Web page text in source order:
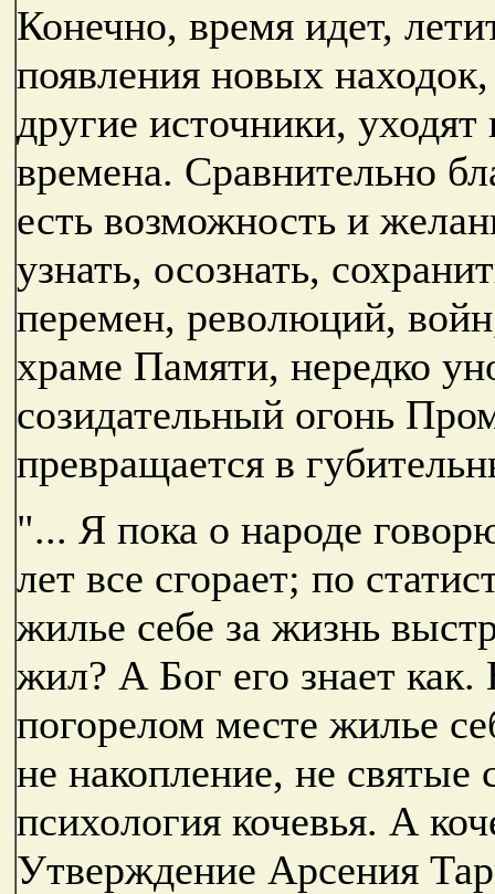
Конечно, время идет,
появления новых
другие источники,
времена. Сравнительно
есть возможность и
узнать, осознать,
перемен, революций,
храме Памяти, нередко
созидательный огонь
превращается в
"... Я пока о народе
лет все сгорает; по
жилье себе за жизнь
жил? А Бог его знает
погорелом месте жилье
не накопление, не святые
психология кочевья. А
Утверждение Арсения